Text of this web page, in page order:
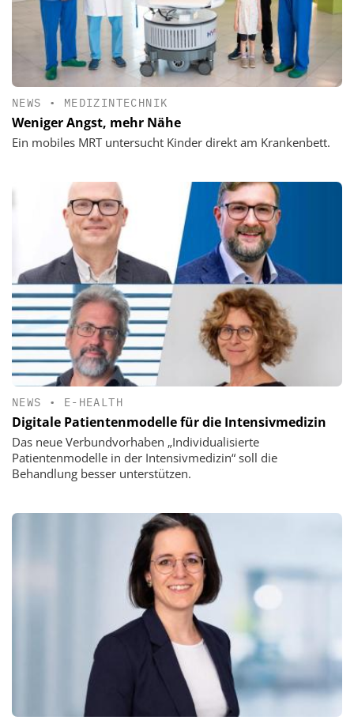
NEWS • MEDIZINTECHNIK
Weniger Angst, mehr Nähe
Ein mobiles MRT untersucht Kinder direkt am Krankenbett.
NEWS • E-HEALTH
Digitale Patientenmodelle für die Intensivmedizin
Das neue Verbundvorhaben „Individualisierte
Patientenmodelle in der Intensivmedizin“ soll die
Behandlung besser unterstützen.